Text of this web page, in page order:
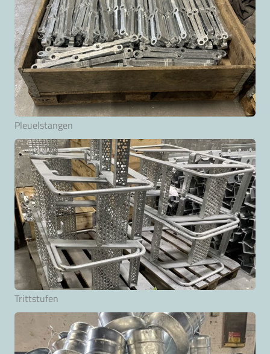
Pleuelstangen
Trittstufen